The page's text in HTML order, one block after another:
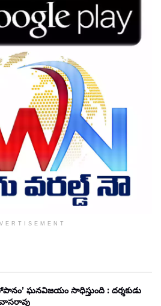
ఘనవిజయం సాధిస్తుంది : దర్శకుడు